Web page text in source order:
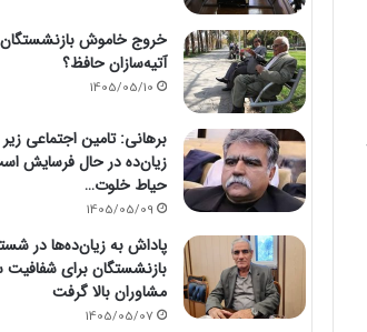
خروج خاموش
آتیه‌سازان حافظ؟
1405/05/10
برهانی: تامین اجتماعی
زیان‌ده در حال فرسایش
حیاط خلوت…
1405/05/09
پاداش به زیان‌ده‌ها در
بازنشستگان برای شفافیت
مشاوران بالا گرفت
1405/05/07